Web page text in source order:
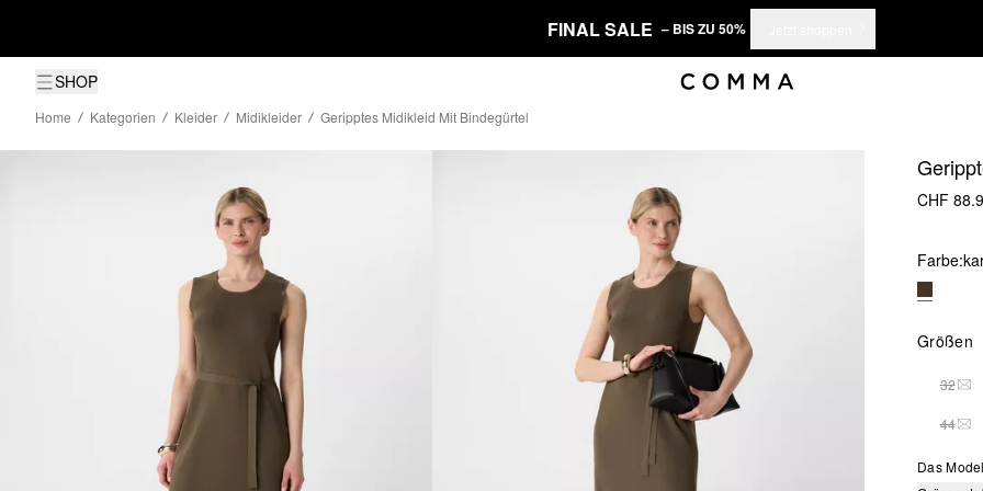
FINAL SALE – BIS ZU 50%
SHOP
Home
Kategorien Kleider Midikleider Geripptes Midikleid Mit Bindegürtel
CHF
Farbe:
Größen
32
44
Das